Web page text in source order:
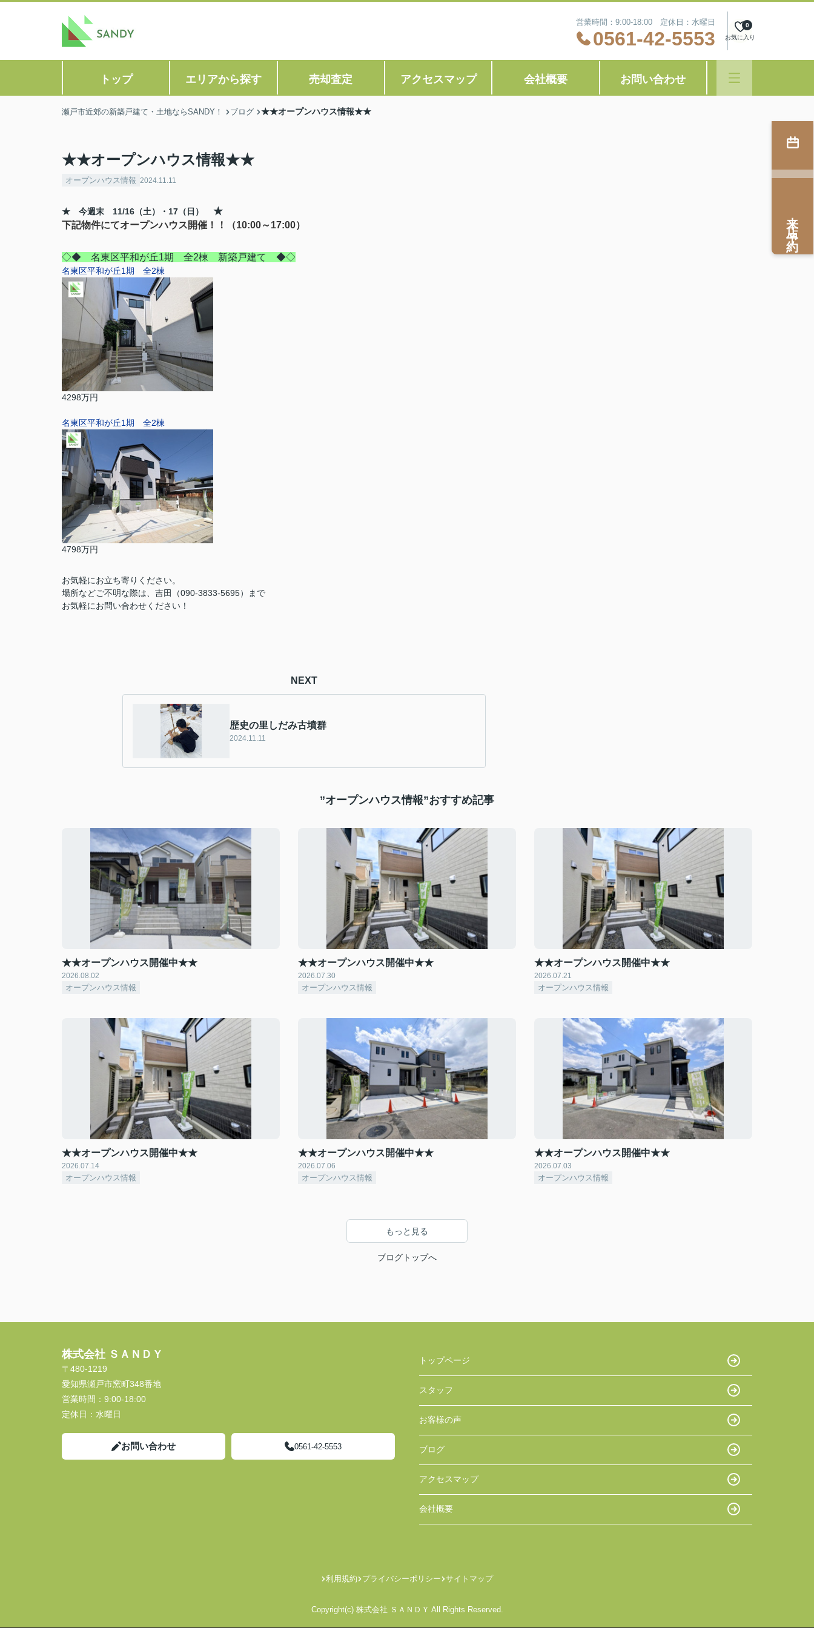
営業時間：9:00-18:00 定休日：水曜日
0561-42-5553 お気に入り
0
トップ エリアから探す 売却査定 アクセスマップ 会社概要 お問い合わせ
瀬戸市近郊の新築戸建て・土地ならSANDY！ ブログ ★★オープンハウス情報★★
★★オープンハウス情報★★
オープンハウス情報 2024.11.11
★ 今週末 11/16 （土）・17（日）
★
下記物件にてオープンハウス開催！！（10:00～17:00）
◇◆ 名東区平和が丘1期 全2棟 新築戸建て ◆◇
名東区平和が丘1期 全2棟
4298万円
名東区平和が丘1期 全2棟
4798万円
お気軽にお立ち寄りください。
場所などご不明な際は、吉田（090-3833-5695）まで
お気軽にお問い合わせください！
NEXT
歴史の里しだみ古墳群
2024.11.11
”オープンハウス情報”おすすめ記事
★★オープンハウス開催中★★
2026.08.02
オープンハウス情報
★★オープンハウス開催中★★
2026.07.30
オープンハウス情報
★★オープンハウス開催中★★
2026.07.21
オープンハウス情報
★★オープンハウス開催中★★
2026.07.14
オープンハウス情報
★★オープンハウス開催中★★
2026.07.06
オープンハウス情報
★★オープンハウス開催中★★
2026.07.03
オープンハウス情報
もっと見る
ブログトップへ
来店予約
株式会社 ＳＡＮＤＹ
〒480-1219
愛知県瀬戸市窯町348番地
営業時間： 9:00-18:00
定休日： 水曜日
お問い合わせ 0561-42-5553
トップページ
スタッフ
お客様の声
ブログ
アクセスマップ
会社概要
利用規約 プライバシーポリシー サイトマップ
Copyright(c) 株式会社 ＳＡＮＤＹ All Rights Reserved.